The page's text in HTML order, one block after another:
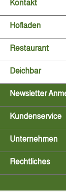
Kontakt
Hofladen
Restaurant
Deichbar
Newsletter
Kundenservice
Unternehmen
Rechtliches